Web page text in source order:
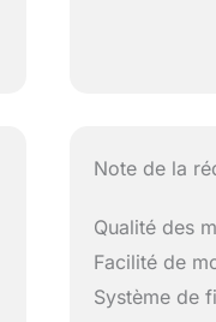
Note de la
Qualité des
Facilité de
Système de